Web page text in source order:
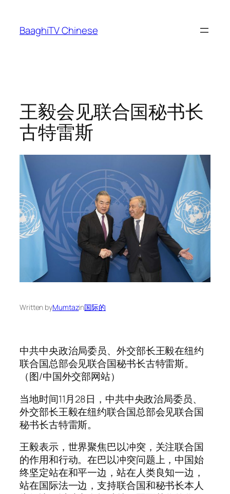
content
BaaghiTV Chinese
王毅会见联合国秘书长
古特雷斯
Written byMumtazin国际的
中共中央政治局委员、外交部长王毅在纽约
联合国总部会见联合国秘书长古特雷斯。
（图/中国外交部网站）
当地时间11月28日，中共中央政治局委员、
外交部长王毅在纽约联合国总部会见联合国
秘书长古特雷斯。
王毅表示，世界聚焦巴以冲突，关注联合国
的作用和行动。在巴以冲突问题上，中国始
终坚定站在和平一边，站在人类良知一边，
站在国际法一边，支持联合国和秘书长本人